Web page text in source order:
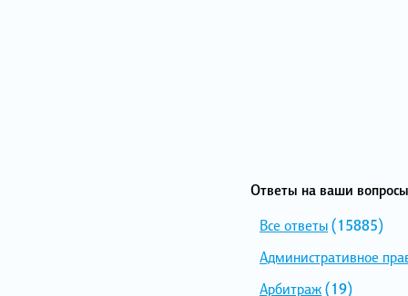
Ответы на ваши
Все ответы(15885)
Административное
Арбитраж(19)